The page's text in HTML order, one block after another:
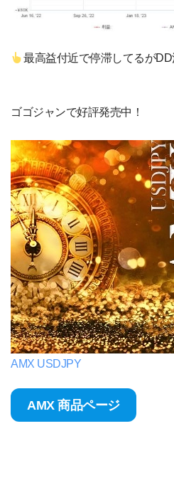
最高益付近で停滞してるがDD
ゴゴジャンで好評発売中！
AMX USDJPY
AMX 商品ページ